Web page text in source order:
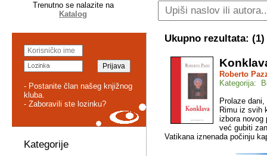
Trenutno se nalazite na
Katalog
- Postanite član našeg knjižnog
kluba.
- Zaboravili ste lozinku?
Kategorije
Ukupno rezultata: (1)
Roberto
Kategorija:
Prolaze
Rimu iz svih
izbora novog
već gubiti
Vatikana iznenada počinju